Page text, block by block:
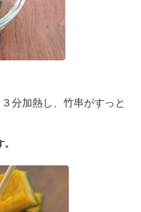
分加熱し、竹串がすっと